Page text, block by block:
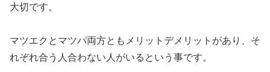
大切です。
マツエクとマツパ両方ともメリットデメリットがあり、そ
れぞれ合う人合わない人がいるという事です。